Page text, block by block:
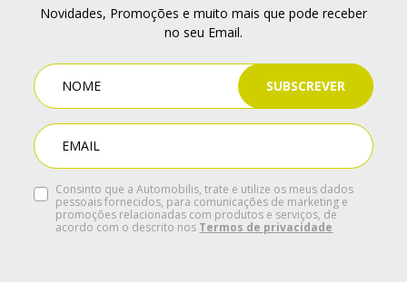
Novidades, Promoções e muito mais que pode receber
no seu Email.
Consinto que a Automobilis, trate e utilize os meus dados
pessoais fornecidos, para comunicações de marketing e
promoções relacionadas com produtos e serviços, de
acordo com o descrito nos Termos de privacidade
SUBSCREVER